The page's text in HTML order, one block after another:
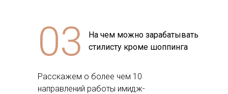
03
Расскажем о более чем 10
направлений работы имидж-
На чем можно зарабатывать
стилисту кроме шоппинга